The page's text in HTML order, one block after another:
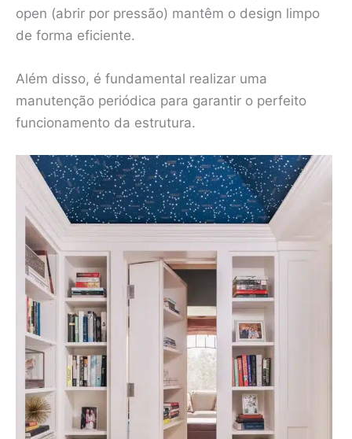
open (abrir por pressão) mantêm o design limpo
de forma eficiente.
Além disso, é fundamental realizar uma
manutenção periódica para garantir o perfeito
funcionamento da estrutura.